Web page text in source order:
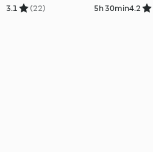
3.1 (22) 5h 30min4.2